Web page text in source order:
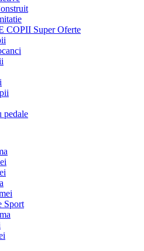
COPII Super Oferte
pedale
Sport